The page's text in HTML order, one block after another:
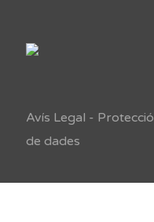
Avís Legal - Protecció
de dades